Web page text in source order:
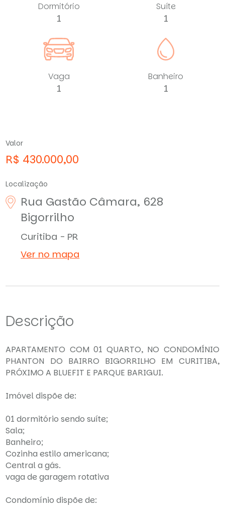
Dormitório
1
Suíte
1
Vaga
1
Banheiro
1
Valor
R$ 430.000,00
Localização
Rua Gastão Câmara, 628
Bigorrilho
Curitiba - PR
Ver no mapa
Descrição
APARTAMENTO COM 01 QUARTO, NO CONDOMÍNIO
PHANTON DO BAIRRO BIGORRILHO EM CURITIBA,
PRÓXIMO A BLUEFIT E PARQUE BARIGUI.
Imóvel dispõe de:
01 dormitório sendo suíte;
Sala;
Banheiro;
Cozinha estilo americana;
Central a gás.
vaga de garagem rotativa
Condomínio dispõe de: